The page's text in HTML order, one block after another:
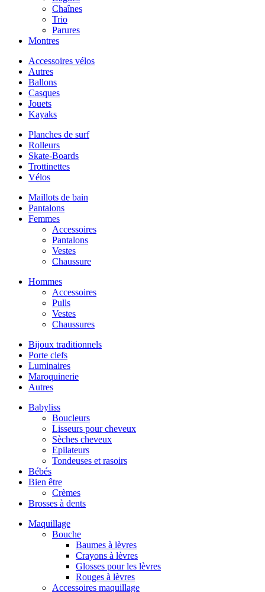
Chaînes
Trio
Parures
Montres
Accessoires vélos
Autres
Ballons
Casques
Jouets
Kayaks
Planches de surf
Rolleurs
Skate-Boards
Trottinettes
Vélos
Maillots de bain
Pantalons
Femmes
Accessoires
Pantalons
Vestes
Chaussure
Hommes
Accessoires
Pulls
Vestes
Chaussures
Bijoux traditionnels
Porte clefs
Luminaires
Maroquinerie
Autres
Babyliss
Boucleurs
Lisseurs pour cheveux
Sèches cheveux
Epilateurs
Tondeuses et rasoirs
Bébés
Bien être
Crèmes
Brosses à dents
Maquillage
Bouche
Baumes à lèvres
Crayons à lèvres
Glosses pour les lèvres
Rouges à lèvres
Accessoires maquillage